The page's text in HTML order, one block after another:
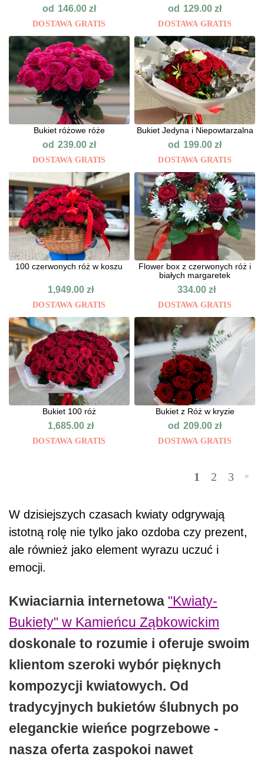
od 146.00 zł
DOSTAWA GRATIS
od 129.00zł
DOSTAWA GRATIS
Bukiet różowe róże
od 239.00 zł
DOSTAWA GRATIS
Bukiet Jedyna i Niepowtarzalna
od 199.00zł
DOSTAWA GRATIS
100 czerwonych róż w koszu
1,949.00zł
DOSTAWA GRATIS
Flower box z czerwonych róż i
białych margaretek
334.00zł
DOSTAWA GRATIS
Bukiet 100 róż
1,685.00zł
DOSTAWA GRATIS
Bukiet z Róż w kryzie
od 209.00zł
DOSTAWA GRATIS
1 2 3 »
W dzisiejszych czasach kwiaty odgrywają
istotną rolę nie tylko jako ozdoba czy prezent,
ale również jako element wyrazu uczuć i
emocji.
Kwiaciarnia internetowa "Kwiaty-
Bukiety" w Kamieńcu Ząbkowickim
doskonale to rozumie i oferuje swoim
klientom szeroki wybór pięknych
kompozycji kwiatowych. Od
tradycyjnych bukietów ślubnych po
eleganckie wieńce pogrzebowe -
nasza oferta zaspokoi nawet